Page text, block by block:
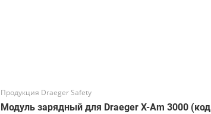
Продукция Draeger Safety
Модуль зарядный для Draeger X-Am 3000 (код